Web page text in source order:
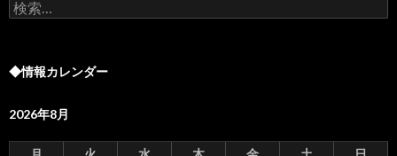
検
索:
◆情報カレンダー
2026年8月